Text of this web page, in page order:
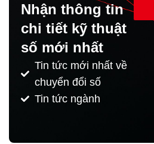
Nhận thông tin
chi tiết kỹ thuật
số mới nhất
Tin tức mới nhất về
chuyển đổi số
Tin tức ngành